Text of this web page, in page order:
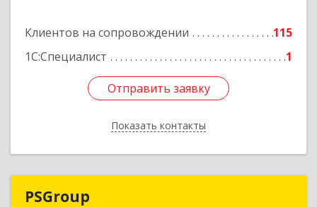
Клиентов на сопровождении
115
1С:Специалист
1
Отправить заявку
Показать контакты
Отправить заявку
Назад
PSGroup